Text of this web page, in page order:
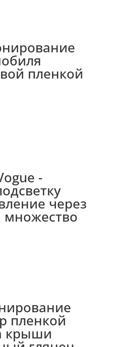
пленкой
-
через
пленкой
крыши